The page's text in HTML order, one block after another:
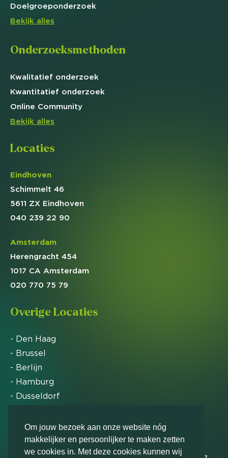
Om jouw bezoek aan onze website nóg
makkelijker en persoonlijker te maken zetten
we cookies in. Met deze cookies kunnen wij
Doelgroeponderzoek
Bekijk alles
Onderzoeksmethoden
Kwalitatief onderzoek
Kwantitatief onderzoek
Online Community
Bekijk alles
Locaties
Eindhoven
Schimmelt 46
5611 ZX Eindhoven
040 239 22 90
Amsterdam
Herengracht 454
1017 CA Amsterdam
020 770 75 79
Overige Locaties
- Den Haag
- Brussel
- Berlijn
- Hamburg
- Dusseldorf
Markteffect is door het Financieele Dagblad